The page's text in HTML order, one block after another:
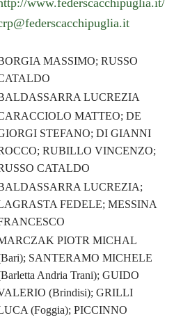
MASSIMO; RUSSO
LUCREZIA
MATTEO; DE
STEFANO; DI GIANNI
RUBILLO VINCENZO;
CATALDO
LUCREZIA;
FEDELE; MESSINA
PIOTR MICHAL
SANTERAMO MICHELE
Andria Trani); GUIDO
(Brindisi); GRILLI
(Foggia); PICCINNO